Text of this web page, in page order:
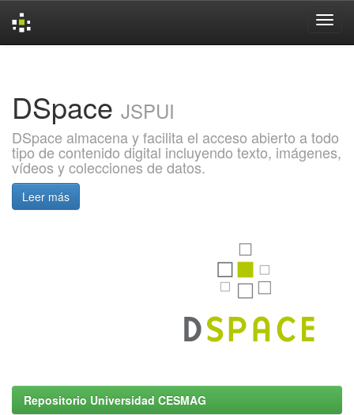
DSpace JSPUI
DSpace almacena y facilita el acceso abierto a todo
tipo de contenido digital incluyendo texto, imágenes,
vídeos y colecciones de datos.
Leer más
Repositorio Universidad CESMAG